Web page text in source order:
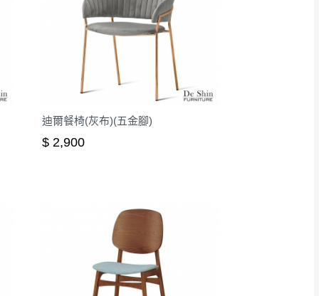
迪爾餐椅(灰布)(五金腳)
$ 2,900